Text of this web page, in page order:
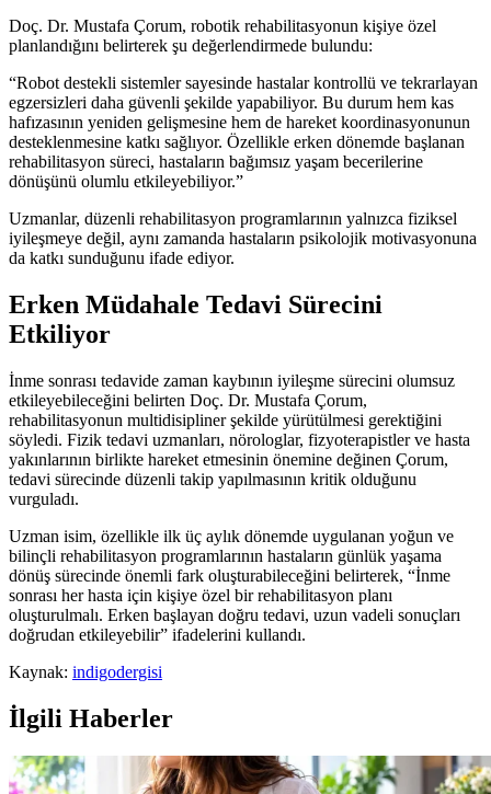
Doç. Dr. Mustafa Çorum, robotik rehabilitasyonun kişiye özel
planlandığını belirterek şu değerlendirmede bulundu:
“Robot destekli sistemler sayesinde hastalar kontrollü ve tekrarlayan
egzersizleri daha güvenli şekilde yapabiliyor. Bu durum hem kas
hafızasının yeniden gelişmesine hem de hareket koordinasyonunun
desteklenmesine katkı sağlıyor. Özellikle erken dönemde başlanan
rehabilitasyon süreci, hastaların bağımsız yaşam becerilerine
dönüşünü olumlu etkileyebiliyor.”
Uzmanlar, düzenli rehabilitasyon programlarının yalnızca fiziksel
iyileşmeye değil, aynı zamanda hastaların psikolojik motivasyonuna
da katkı sunduğunu ifade ediyor.
Erken Müdahale Tedavi Sürecini
Etkiliyor
İnme sonrası tedavide zaman kaybının iyileşme sürecini olumsuz
etkileyebileceğini belirten Doç. Dr. Mustafa Çorum,
rehabilitasyonun multidisipliner şekilde yürütülmesi gerektiğini
söyledi. Fizik tedavi uzmanları, nörologlar, fizyoterapistler ve hasta
yakınlarının birlikte hareket etmesinin önemine değinen Çorum,
tedavi sürecinde düzenli takip yapılmasının kritik olduğunu
vurguladı.
Uzman isim, özellikle ilk üç aylık dönemde uygulanan yoğun ve
bilinçli rehabilitasyon programlarının hastaların günlük yaşama
dönüş sürecinde önemli fark oluşturabileceğini belirterek, “İnme
sonrası her hasta için kişiye özel bir rehabilitasyon planı
oluşturulmalı. Erken başlayan doğru tedavi, uzun vadeli sonuçları
doğrudan etkileyebilir” ifadelerini kullandı.
Kaynak: indigodergisi
İlgili Haberler